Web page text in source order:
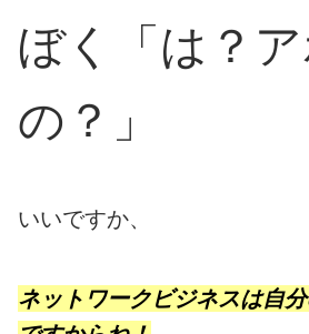
ぼく「は？
の？」
いいですか、
ネットワークビジネスは自